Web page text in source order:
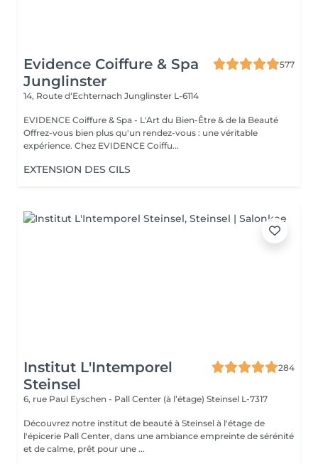
Evidence Coiffure & Spa
Junglinster
577
14, Route d‘Echternach Junglinster L-6114
EVIDENCE Coiffure & Spa - L'Art du Bien-Être & de la Beauté
Offrez-vous bien plus qu'un rendez-vous : une véritable
expérience. Chez EVIDENCE Coiffu...
EXTENSION DES CILS
Institut L'Intemporel
Steinsel
284
6, rue Paul Eyschen - Pall Center (à l’étage) Steinsel L-7317
Découvrez notre institut de beauté à Steinsel à l'étage de
l'épicerie Pall Center, dans une ambiance empreinte de sérénité
et de calme, prêt pour une ...